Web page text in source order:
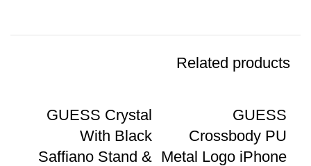
Related products
GUESS
Crossbody PU
Metal Logo iPhone
GUESS Crystal
With Black
Saffiano Stand &